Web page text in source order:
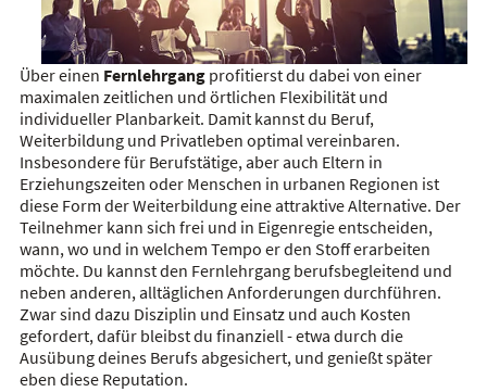
Über einen Fernlehrgangprofitierst du dabei von einer
maximalen zeitlichen und örtlichen Flexibilität und
individueller Planbarkeit. Damit kannst du Beruf,
Weiterbildung und Privatleben optimal vereinbaren.
Insbesondere für Berufstätige, aber auch Eltern in
Erziehungszeiten oder Menschen in urbanen Regionen ist
diese Form der Weiterbildung eine attraktive Alternative. Der
Teilnehmer kann sich frei und in Eigenregie entscheiden,
wann, wo und in welchem Tempo er den Stoff erarbeiten
möchte. Du kannst den Fernlehrgang berufsbegleitend und
neben anderen, alltäglichen Anforderungen durchführen.
Zwar sind dazu Disziplin und Einsatz und auch Kosten
gefordert, dafür bleibst du finanziell - etwa durch die
Ausübung deines Berufs abgesichert, und genießt später
eben diese Reputation.